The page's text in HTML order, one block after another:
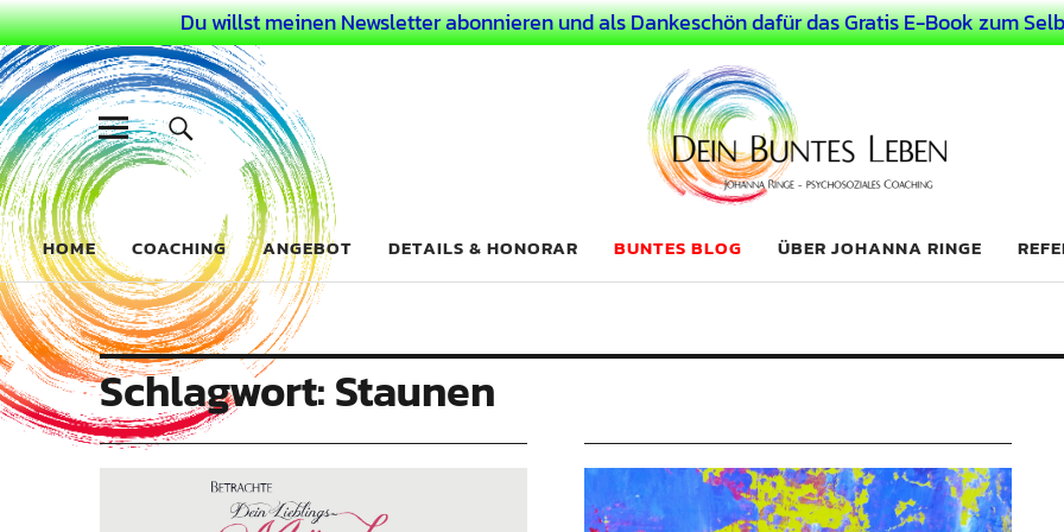
Du willst meinen Newsletter abonnieren und als Dankeschön dafür das Gratis E-Book zum
Dein Buntes Leben
COACHING FÜR DEIN BUNTES LEBEN ALS AUSSERGEWÖHNLICHER MENSCH
HOME COACHING ANGEBOT DETAILS & HONORAR BUNTES BLOG ÜBER JOHANNA RINGE
Schlagwort:Staunen